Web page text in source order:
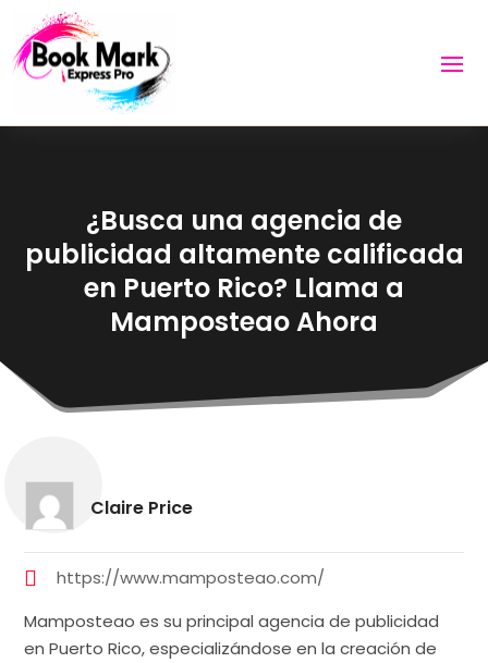
¿Busca una agencia de
publicidad altamente calificada
en Puerto Rico? Llama a
Mamposteao Ahora
Claire Price
https://www.mamposteao.com/
Mamposteao es su principal agencia de publicidad
en Puerto Rico, especializándose en la creación de